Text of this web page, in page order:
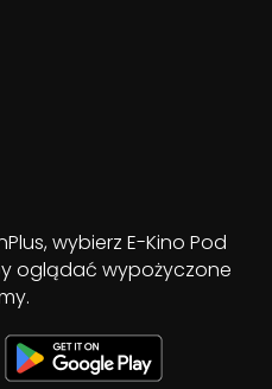
wybierz E-Kino Pod
oglądać wypożyczone